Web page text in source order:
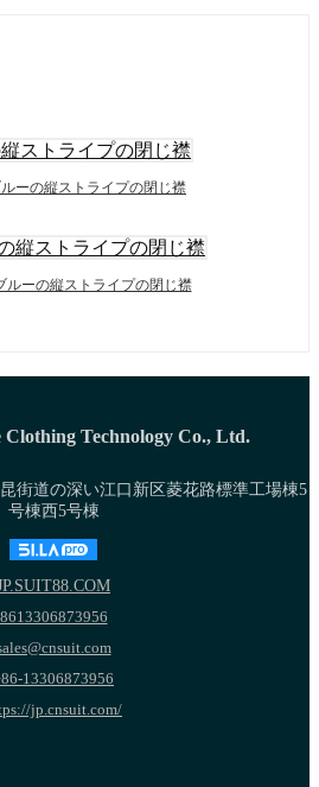
ーの縦ストライプの閉じ襟
ルーの縦ストライプの閉じ襟
Clothing Technology Co., Ltd.
街道の深い江口新区菱花路標準工場棟5
号棟西5号棟
8613306873956
13306873956
jp.cnsuit.com/